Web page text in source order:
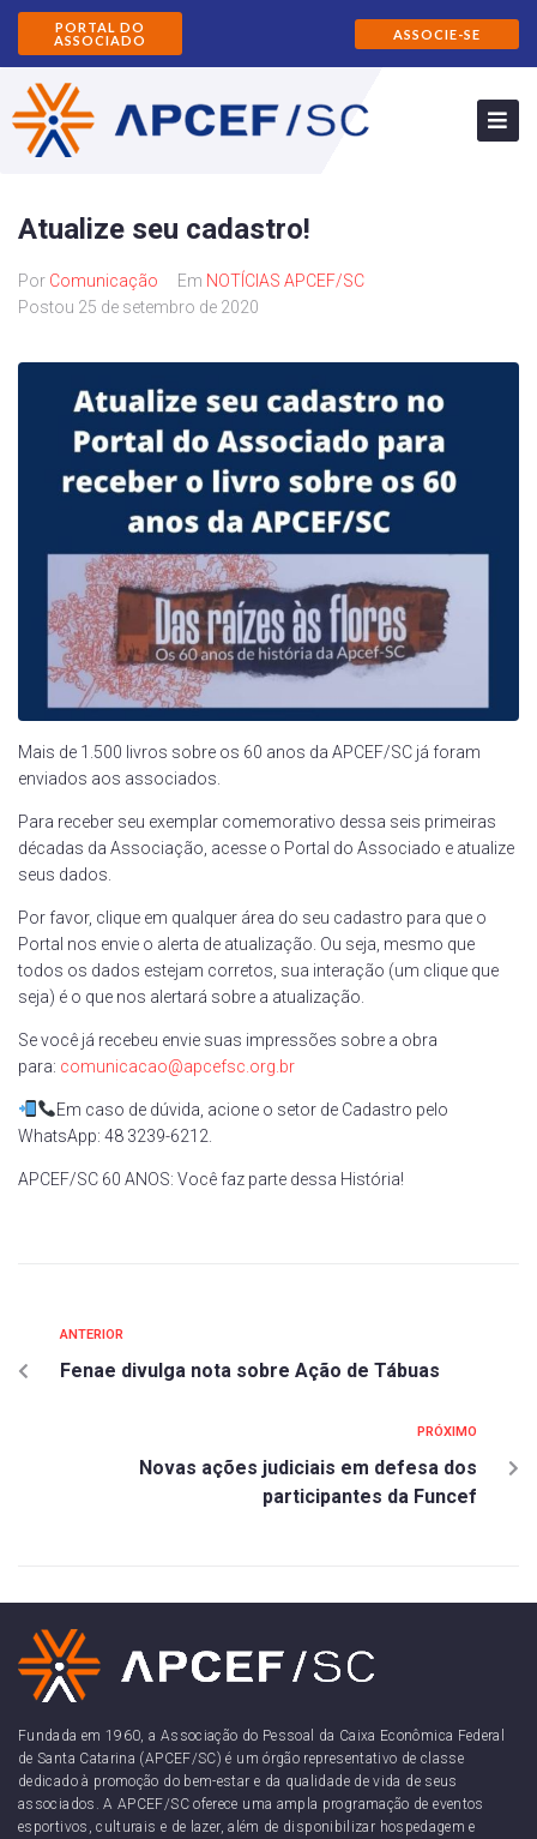
PORTAL DO
ASSOCIADO
ASSOCIE-SE
Atualize seu cadastro!
Por Comunicação Em NOTÍCIAS APCEF/SC
Postou 25 de setembro de 2020
Mais de 1.500 livros sobre os 60 anos da APCEF/SC já foram
enviados aos associados.
Para receber seu exemplar comemorativo dessa seis primeiras
décadas da Associação, acesse o Portal do Associado e atualize
seus dados.
Por favor, clique em qualquer área do seu cadastro para que o
Portal nos envie o alerta de atualização. Ou seja, mesmo que
todos os dados estejam corretos, sua interação (um clique que
seja) é o que nos alertará sobre a atualização.
Se você já recebeu envie suas impressões sobre a obra
para: comunicacao@apcefsc.org.br
Em caso de dúvida, acione o setor de Cadastro pelo
WhatsApp: 48 3239-6212.
APCEF/SC 60 ANOS: Você faz parte dessa História!
ANTERIOR
Fenae divulga nota sobre Ação de Tábuas
PRÓXIMO
Novas ações judiciais em defesa dos
participantes da Funcef
Fundada em 1960, a Associação do Pessoal da Caixa Econômica Federal
de Santa Catarina (APCEF/SC) é um órgão representativo de classe
dedicado à promoção do bem-estar e da qualidade de vida de seus
associados. A APCEF/SC oferece uma ampla programação de eventos
esportivos, culturais e de lazer, além de disponibilizar hospedagem e